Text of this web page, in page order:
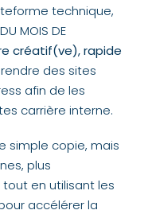
technique,
MOIS DE
créatif(ve), rapide
des sites
afin de les
carrière interne.
simple copie, mais
plus
en utilisant les
accélérer la